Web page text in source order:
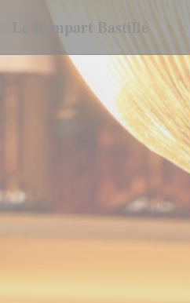
Le Rempart Bastille